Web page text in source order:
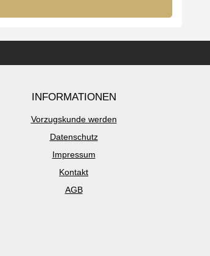
INFORMATIONEN
Vorzugskunde werden
Datenschutz
Impressum
Kontakt
AGB